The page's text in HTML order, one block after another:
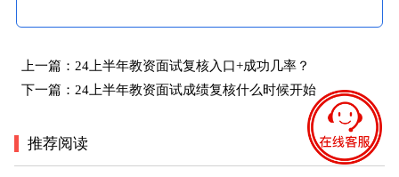
上一篇： 24上半年教资面试复核入口+成功几率？
下一篇： 24上半年教资面试成绩复核什么时候开始
推荐阅读